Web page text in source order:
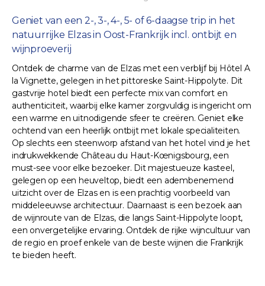
Geniet van een 2-, 3-, 4-, 5- of 6-daagse trip in het
natuurrijke Elzas in Oost-Frankrijk incl. ontbijt en
wijnproeverij
Ontdek de charme van de Elzas met een verblijf bij Hôtel A
la Vignette, gelegen in het pittoreske Saint-Hippolyte. Dit
gastvrije hotel biedt een perfecte mix van comfort en
authenticiteit, waarbij elke kamer zorgvuldig is ingericht om
een warme en uitnodigende sfeer te creëren. Geniet elke
ochtend van een heerlijk ontbijt met lokale specialiteiten.
Op slechts een steenworp afstand van het hotel vind je het
indrukwekkende Château du Haut-Kœnigsbourg, een
must-see voor elke bezoeker. Dit majestueuze kasteel,
gelegen op een heuveltop, biedt een adembenemend
uitzicht over de Elzas en is een prachtig voorbeeld van
middeleeuwse architectuur. Daarnaast is een bezoek aan
de wijnroute van de Elzas, die langs Saint-Hippolyte loopt,
een onvergetelijke ervaring. Ontdek de rijke wijncultuur van
de regio en proef enkele van de beste wijnen die Frankrijk
te bieden heeft.